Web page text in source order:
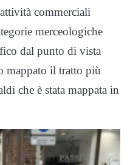
commerciali
merceologiche
dal punto di vista
mappato il tratto più
che è stata mappata in